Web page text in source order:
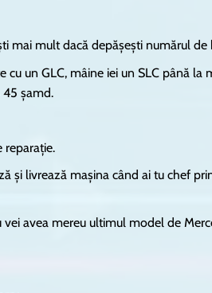
mai mult dacă depășești numărul de
un GLC, mâine iei un SLC până la
45 șamd.
reparație.
și livrează mașina când ai tu chef
avea mereu ultimul model de